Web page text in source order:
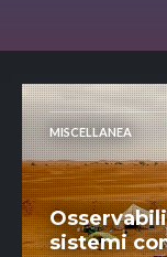
MISCELLANEA
sistemi